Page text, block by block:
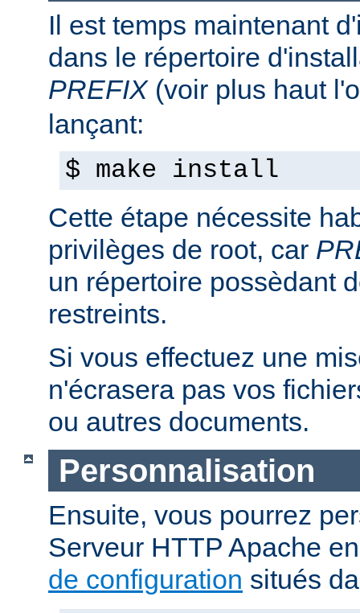
Il est temps maintenant
dans le répertoire
PREFIX(voir plus haut
lançant:
$ make install
Cette étape nécessite
privilèges de root, car
un répertoire possèdant
restreints.
Si vous effectuez une
n'écrasera pas vos
ou autres documents.
Personnalisation
Ensuite, vous pourrez
Serveur HTTP Apache
de configuration situés